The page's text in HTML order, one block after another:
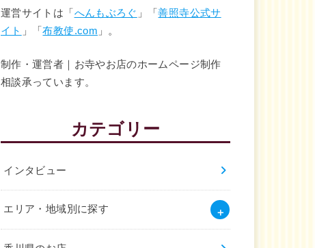
運営サイトは「 へんもぶろぐ 」「善照寺公式サ
イト 」「布教使.com 」。
制作・運営者｜お寺やお店のホームページ制作
相談承っています。
カテゴリー
インタビュー
エリア・地域別に探す